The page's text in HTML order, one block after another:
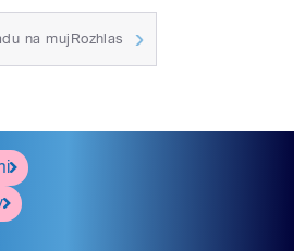
na mujRozhlas